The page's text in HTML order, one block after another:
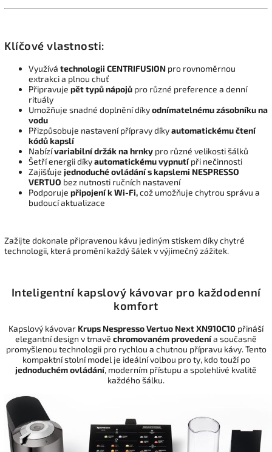
Klíčové vlastnosti:
Využívá technologii CENTRIFUSION pro rovnoměrnou
extrakci a plnou chuť
Připravuje pět typů nápojů pro různé preference a denní
rituály
Umožňuje snadné doplnění díkyodnímatelnému zásobníku na
vodu
Přizpůsobuje nastavení přípravy díkyautomatickému čtení
kódů kapslí
Nabízívariabilní držákna hrnky pro různé velikosti šálků
Šetří energii díkyautomatickému vypnutípři nečinnosti
Zajišťuje jednoduché ovládání s kapslemi NESPRESSO
VERTUO bez nutnosti ručních nastavení
Podporuje připojení k Wi-Fi,což umožňuje chytrou správu a
budoucí aktualizace
Zažijte dokonale připravenou kávu jediným stiskem díky chytré
technologii, která promění každý šálek v výjimečný zážitek.
Inteligentní kapslový kávovar pro každodenní
komfort
Kapslový kávovar Krups Nespresso Vertuo Next XN910C10 přináší
elegantní design v tmavě chromovaném provedenía současně
promyšlenou technologii pro rychlou a chutnou přípravu kávy. Tento
kompaktní stolní model je ideální volbou pro ty, kdo touží po
jednoduchém ovládání, moderním přístupu a spolehlivé kvalitě
každého šálku.